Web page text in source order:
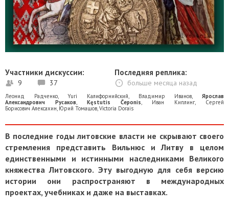
Участники дискуссии:
9 37
Последняя реплика:
больше месяца назад
Леонид Радченко,Yuri Калифорнийский, Владимир Иванов,Ярослав
Александрович Русаков, Kęstutis Čeponis, Иван Киплинг, Сергей
Борисович Алексахин, Юрий Томашов,Victoria Dorais
В последние годы литовские власти не скрывают своего
стремления представить Вильнюс и Литву в целом
единственными и истинными наследниками Великого
княжества Литовского. Эту выгодную для себя версию
истории они распространяют в международных
проектах, учебниках и даже на выставках.